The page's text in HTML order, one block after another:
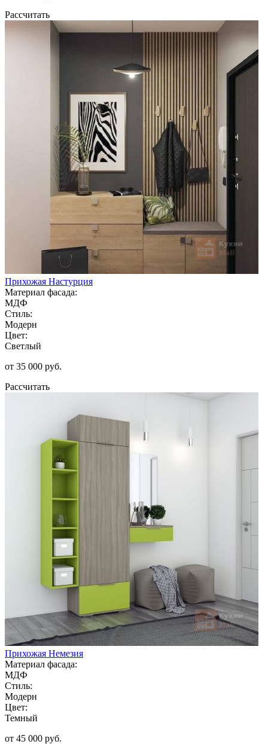
Рассчитать
Прихожая Настурция
Материал фасада:
МДФ
Стиль:
Модерн
Цвет:
Светлый
от 35 000 руб.
Рассчитать
Прихожая Немезия
Материал фасада:
МДФ
Стиль:
Модерн
Цвет:
Темный
от 45 000 руб.